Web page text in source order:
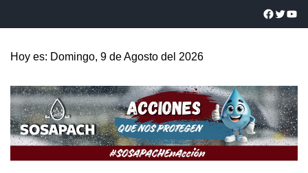
Hoy es: Domingo, 9 de Agosto del 2026